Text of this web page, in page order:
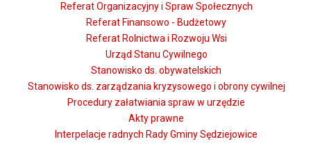
Referat Organizacyjny i Spraw Społecznych
Referat Finansowo - Budżetowy
Referat Rolnictwa i Rozwoju Wsi
Urząd Stanu Cywilnego
Stanowisko ds. obywatelskich
Stanowisko ds. zarządzania kryzysowego i obrony cywilnej
Procedury załatwiania spraw w urzędzie
Akty prawne
Interpelacje radnych Rady Gminy Sędziejowice